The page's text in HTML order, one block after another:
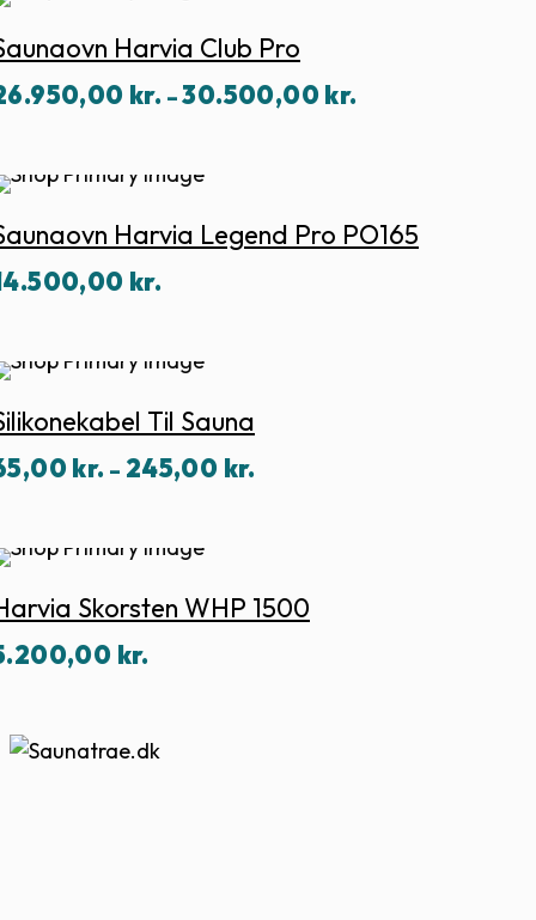
Harvia Club Pro
kr. – 30.500,00 kr.
Harvia Legend Pro PO165
kr.
Til Sauna
kr. – 245,00 kr.
Skorsten WHP 1500
kr.